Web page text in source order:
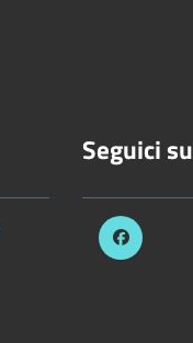
Seguici su